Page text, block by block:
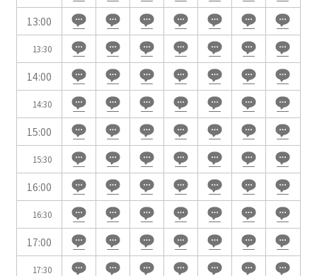
13:00
13:30
14:00
14:30
15:00
15:30
16:00
16:30
17:00
17:30
こちらの会議室の空室状況は
以下からお問合せください。
お電話でのお問合せ
03-3346-1396
受付時間 9:00～18:00（土日祝日・年末年始を除く）
WEBからのお問合せ
お問合せフォーム
スクール
2名掛け
スクール
3名掛け
シアター
形式
口の字型 島型 T字島型